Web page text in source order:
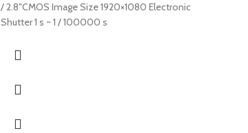
/ 2.8″CMOS Image Size 1920×1080 Electronic
Shutter 1 s ~ 1 / 100000 s